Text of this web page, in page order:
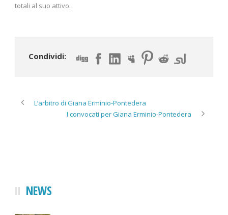
totali al suo attivo.
Condividi:
L’arbitro di Giana Erminio-Pontedera
I convocati per Giana Erminio-Pontedera
NEWS